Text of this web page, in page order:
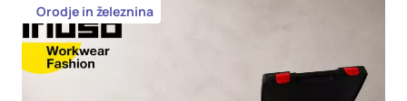
Orodje in železnina